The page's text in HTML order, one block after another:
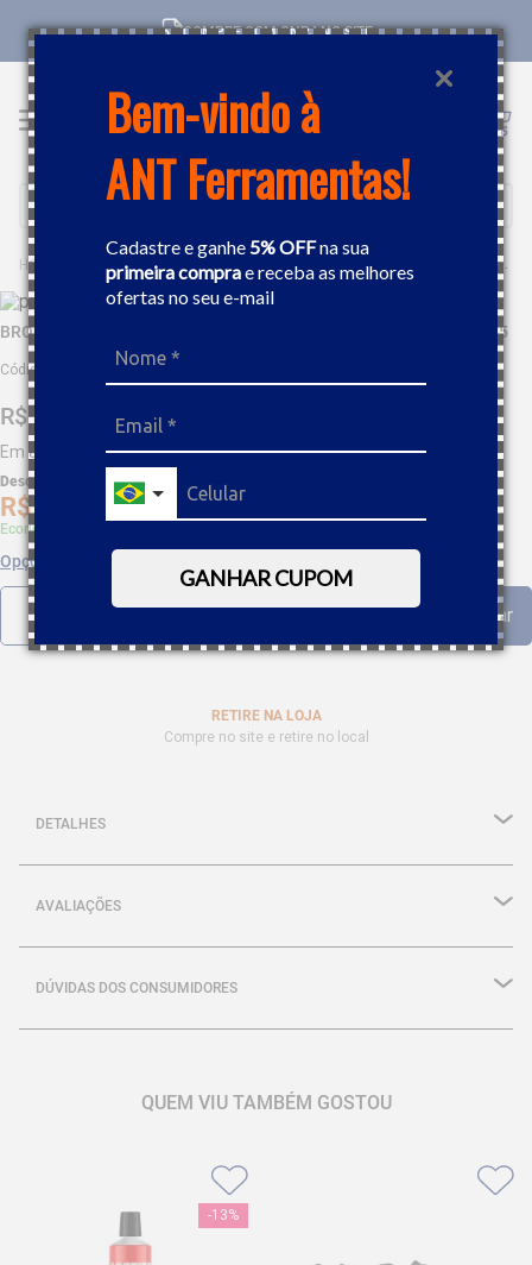
Bem-vindo à
ANT Ferramentas!
Cadastre e ganhe5% OFFna sua
primeira comprae receba as melhores
ofertas no seu e-mail
GANHAR CUPOM
COMPRE COM CNPJ NO SITE
Buscar
FERRAMENTAS PEÇAS E ACESSÓRIOS
BROCA CURTA HSS HP REVENIDA DIN 338 9,5MM DORMER A1009.5
Código
R$ 34
Em até 11,42sem juros
Desc. de
R$
Economize 5% à vista com Boleto, PIX
Opções de parcelamento
RETIRE NA LOJA
Compre no site e retire no local
DETALHES
AVALIAÇÕES
DÚVIDAS DOS CONSUMIDORES
QUEM VIU TAMBÉM GOSTOU
-13%